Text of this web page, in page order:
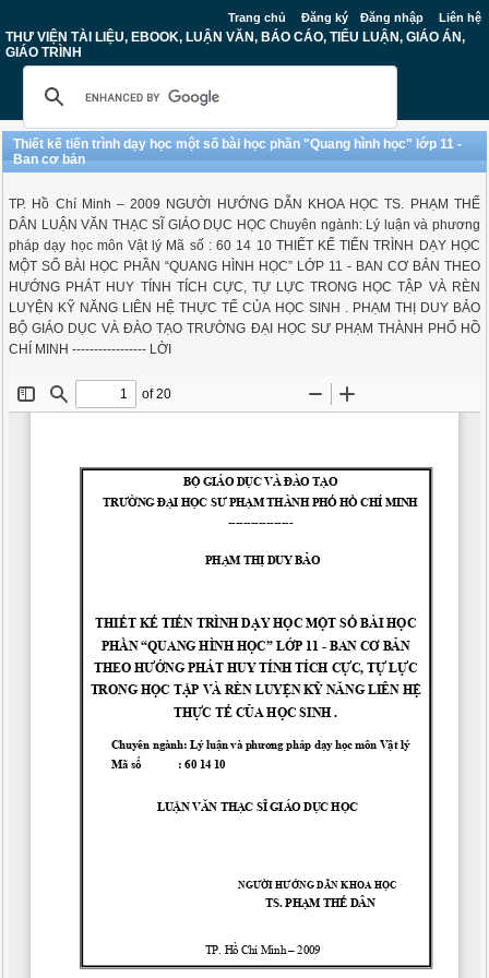
Trang chủ Đăng ký Đăng nhập Liên hệ
THƯ VIỆN TÀI LIỆU, EBOOK, LUẬN VĂN, BÁO CÁO, TIỂU LUẬN, GIÁO ÁN,
GIÁO TRÌNH
Thiết kế tiến trình dạy học một số bài học phần "Quang hình học" lớp 11 -
Ban cơ bản
TP. Hồ Chí Minh – 2009 NGƯỜI HƯỚNG DẪN KHOA HỌC TS. PHẠM THẾ
DÂN LUẬN VĂN THẠC SĨ GIÁO DỤC HỌC Chuyên ngành: Lý luận và phương
pháp dạy học môn Vật lý Mã số : 60 14 10 THIẾT KẾ TIẾN TRÌNH DẠY HỌC
MỘT SỐ BÀI HỌC PHẦN “QUANG HÌNH HỌC” LỚP 11 - BAN CƠ BẢN THEO
HƯỚNG PHÁT HUY TÍNH TÍCH CỰC, TỰ LỰC TRONG HỌC TẬP VÀ RÈN
LUYỆN KỸ NĂNG LIÊN HỆ THỰC TẾ CỦA HỌC SINH . PHẠM THỊ DUY BẢO
BỘ GIÁO DỤC VÀ ĐÀO TẠO TRƯỜNG ĐẠI HỌC SƯ PHẠM THÀNH PHỐ HỒ
CHÍ MINH ----------------- LỜI